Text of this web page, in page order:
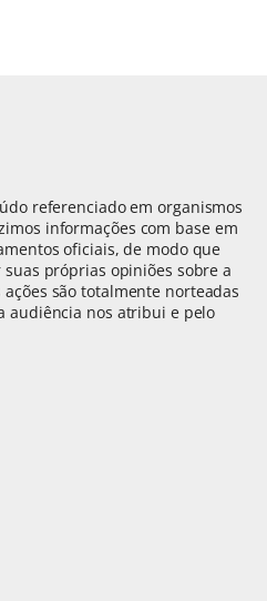
referenciado em organismos
informações com base em
oficiais, de modo que
próprias opiniões sobre a
são totalmente norteadas
audiência nos atribui e pelo